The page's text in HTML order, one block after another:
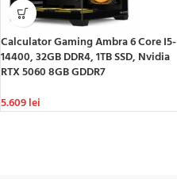
Calculator Gaming Ambra 6 Core I5-
14400, 32GB DDR4, 1TB SSD, Nvidia
RTX 5060 8GB GDDR7
5.609lei